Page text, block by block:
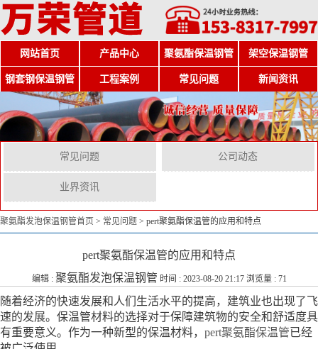
网站首页 产品中心 聚氨酯保温钢管 架空保温钢管
钢套钢保温钢管 工程案例 常见问题 新闻资讯
常见问题 公司动态
业界资讯
聚氨酯发泡保温钢管首页 > 常见问题 > pert聚氨酯保温管的应用和特点
pert聚氨酯保温管的应用和特点
编辑 : 聚氨酯发泡保温钢管 时间 : 2023-08-20 21:17 浏览量 : 71
随着经济的快速发展和人们生活水平的提高，建筑业也出现了飞
速的发展。保温管材料的选择对于保障建筑物的安全和舒适度具
有重要意义。作为一种新型的保温材料， pert聚氨酯保温管已经